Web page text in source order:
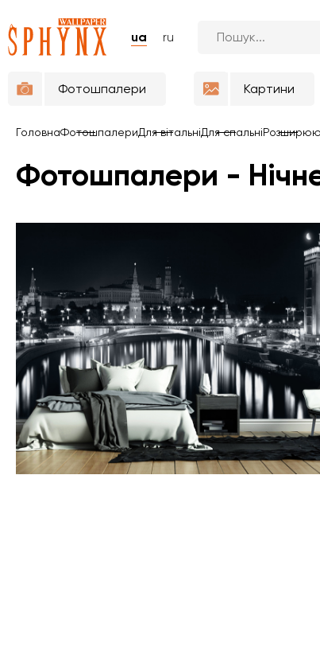
ua ru
Фотошпалери Картини
ГоловнаФотошпалериДля вітальніДля спальні
Фотошпалери -